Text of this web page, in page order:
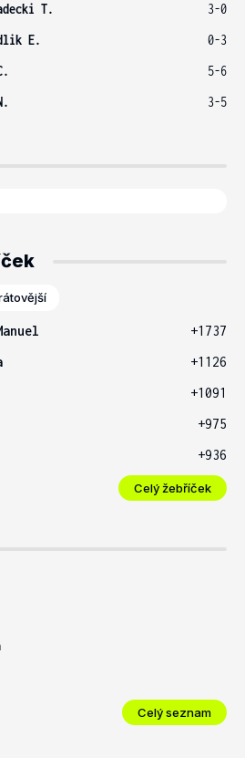
T.
3-0
E.
0-3
5-6
3-5
+1737
+1126
+1091
+975
+936
Celý žebříček
Celý seznam